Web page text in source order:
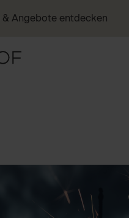
& Angebote entdecken